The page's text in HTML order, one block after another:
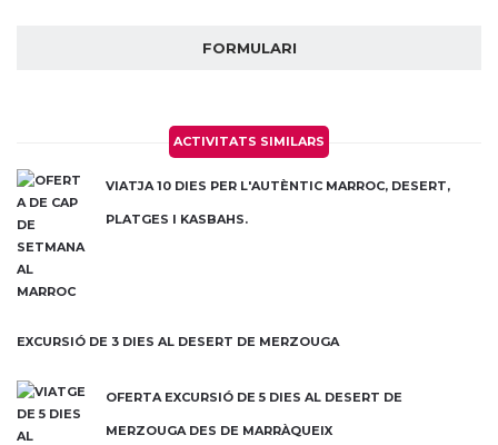
FORMULARI
ACTIVITATS SIMILARS
VIATJA 10 DIES PER L'AUTÈNTIC MARROC, DESERT,
PLATGES I KASBAHS.
EXCURSIÓ DE 3 DIES AL DESERT DE MERZOUGA
OFERTA EXCURSIÓ DE 5 DIES AL DESERT DE
MERZOUGA DES DE MARRÀQUEIX